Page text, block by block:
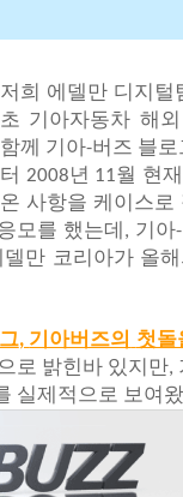
저희 에델만 디지털
초 기아자동차 해외
함께 기아-버즈 블로
터 2008년 11월 현
온 사항을 케이스로
모를 했는데 , 기아-
델만 코리아가 올
, 기아버즈의 첫돌
로 밝힌바 있지만,
실제적으로 보여